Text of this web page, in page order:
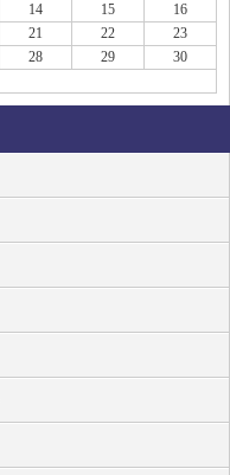
14 15
16
21 22
23
28 29
30